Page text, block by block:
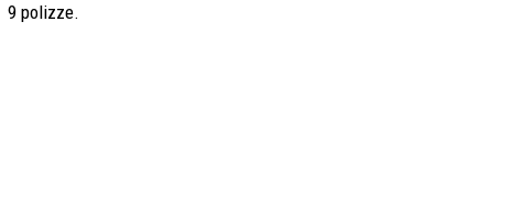
9 polizze.